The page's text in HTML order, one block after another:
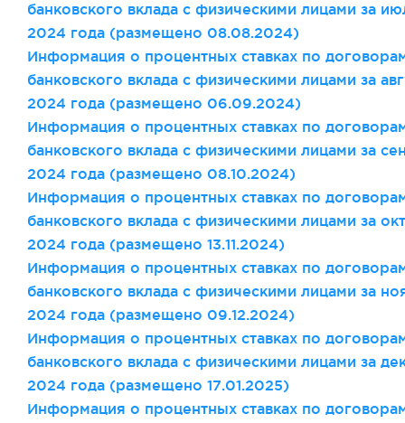
банковского вклада с физическими лицами за
2024 года (размещено 08.08.2024)
Информация о процентных ставках по
банковского вклада с физическими лицами за
2024 года (размещено 06.09.2024)
Информация о процентных ставках по
банковского вклада с физическими лицами за
2024 года (размещено 08.10.2024)
Информация о процентных ставках по
банковского вклада с физическими лицами за
2024 года (размещено 13.11.2024)
Информация о процентных ставках по
банковского вклада с физическими лицами за
2024 года (размещено 09.12.2024)
Информация о процентных ставках по
банковского вклада с физическими лицами за
2024 года (размещено 17.01.2025)
Информация о процентных ставках по